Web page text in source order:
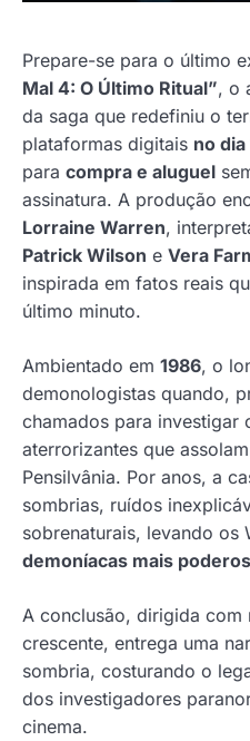
Prepare-se para o último
Mal 4: O Último Ritual”, o
da saga que redefiniu o
plataformas digitais no
para compra e aluguel
assinatura. A produção
Lorraine Warren,
Patrick Wilson e Vera
inspirada em fatos reais
último minuto.
Ambientado em 1986, o
demonologistas quando,
chamados para investigar
aterrorizantes que
Pensilvânia. Por anos, a
sombrias, ruídos
sobrenaturais, levando os
demoníacas mais
A conclusão, dirigida com
crescente, entrega uma
sombria, costurando o
dos investigadores
cinema.